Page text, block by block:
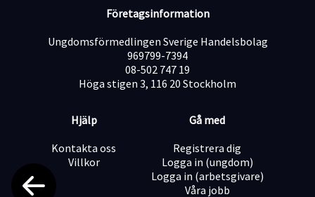
lyhördhet guidar du kunden till rätt lösningar.
Bidra till kampanjer och aktiviteter: Du håller dig
Hålla butiken i toppskick: I nära samarbete med
teamet säkerställer du en trivsam, välorganiserad och
inbjudande butiksmiljö.
Företagsinformation
Ungdomsförmedlingen Sverige Handelsbolag
969799-7394
08-502 747 19
Höga stigen 3, 116 20 Stockholm
Hjälp
Kontakta oss
Villkor
Gå med
Registrera dig
Logga in (ungdom)
Logga in (arbetsgivare)
Våra jobb